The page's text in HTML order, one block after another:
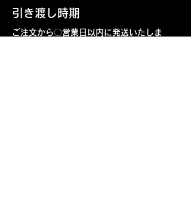
引き渡し時期
ご注文から〇営業日以内に発送いたしま